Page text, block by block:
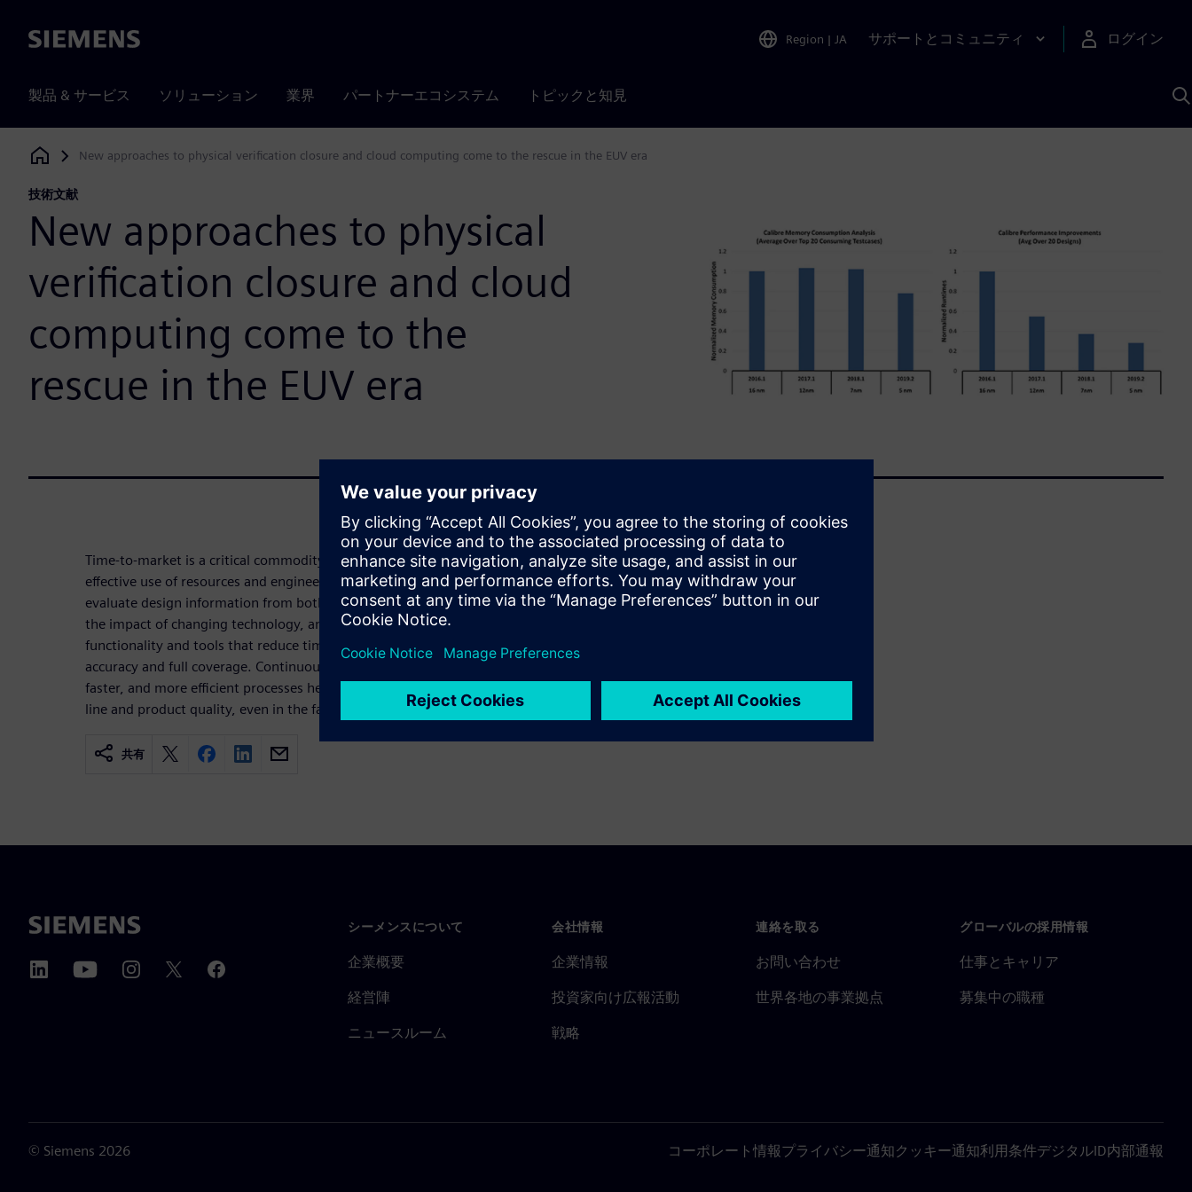
Siemens Region | JA サポートとコミュニティ ログイン
製品 & サービス ソリューション 業界 パートナーエコシステム トピックと知見
Siemens Digital Industries Software
New approaches to physical verification closure and cloud computing come to the rescue in the EUV era
技術文献
New approaches to physical
verification closure and cloud
computing come to the
rescue in the EUV era
Time-to-market is a critical commodity in the electronics industry, as is the cost-
effective use of resources and engineer expertise. EDA suppliers constantly
evaluate design information from both design houses and foundries to assess
the impact of changing technology, and to develop and implement new
functionality and tools that reduce time and resource impacts while improving
accuracy and full coverage. Continuously developing smarter, more accurate,
faster, and more efficient processes helps the industry improve both the bottom
line and product quality, even in the face of increasing technological complexity.
共有
シーメンスについて
企業概要
経営陣
ニュースルーム
会社情報
企業情報
投資家向け広報活動
戦略
連絡を取る
お問い合わせ
世界各地の事業拠点
グローバルの採用情報
仕事とキャリア
募集中の職種
© Siemens 2026 コーポレート情報プライバシー通知クッキー通知利用条件デジタルID内部通報